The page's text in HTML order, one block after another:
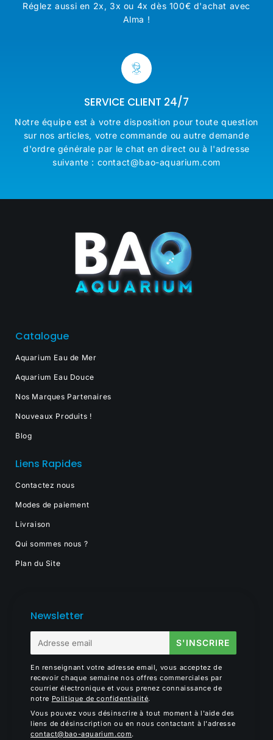
Réglez aussi en 2x, 3x ou 4x dès 100€ d'achat avec
Alma !
SERVICE CLIENT 24/7
Notre équipe est à votre disposition pour toute question
sur nos articles, votre commande ou autre demande
d'ordre générale par le chat en direct ou à l'adresse
suivante : contact@bao-aquarium.com
Catalogue
Aquarium Eau de Mer
Aquarium Eau Douce
Nos Marques Partenaires
Nouveaux Produits !
Blog
Liens Rapides
Contactez nous
Modes de paiement
Livraison
Qui sommes nous ?
Plan du Site
Newsletter
mail
S'INSCRIRE
En renseignant votre adresse email, vous acceptez de
recevoir chaque semaine nos offres commerciales par
courrier électronique et vous prenez connaissance de
notre Politique de confidentialité.
Vous pouvez vous désinscrire à tout moment à l'aide des
liens de désinscription ou en nous contactant à l'adresse
contact@bao-aquarium.com.